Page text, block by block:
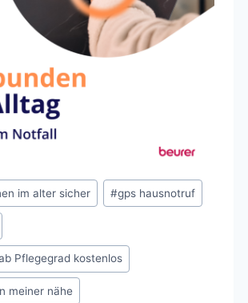
im alter sicher #gps hausnotruf
Pflegegrad kostenlos
meiner nähe